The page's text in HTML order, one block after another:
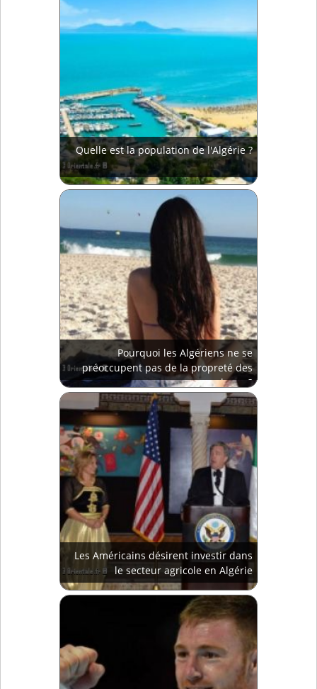
Quelle est la population de l'Algérie ?
Pourquoi les Algériens ne se
préoccupent pas de la propreté des
plages ?
Les Américains désirent investir dans
le secteur agricole en Algérie